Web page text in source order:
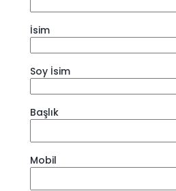
İsim
Soy İsim
Başlık
Mobil